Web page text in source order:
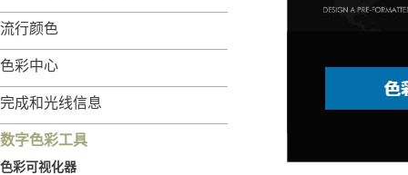
流行颜色
色彩中心
完成和光线信息
数字色彩工具
色彩可视化器